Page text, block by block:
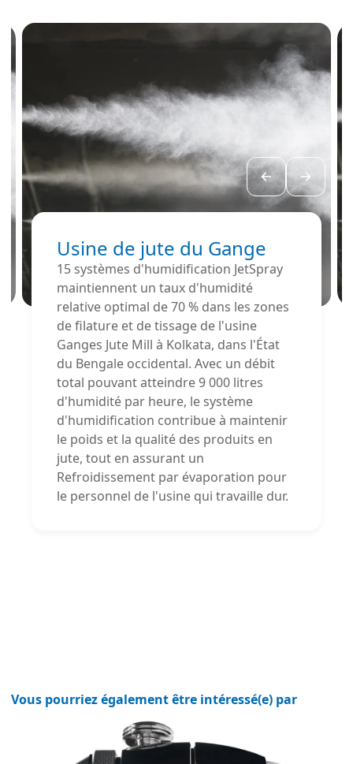
Usine de jute du Gange
15 systèmes d'humidification JetSpray
maintiennent un taux d'humidité
relative optimal de 70 % dans les zones
de filature et de tissage de l'usine
Ganges Jute Mill à Kolkata, dans l'État
du Bengale occidental. Avec un débit
total pouvant atteindre 9 000 litres
d'humidité par heure, le système
d'humidification contribue à maintenir
le poids et la qualité des produits en
jute, tout en assurant un
Refroidissement par évaporation pour
le personnel de l'usine qui travaille dur.
Vous pourriez également être intéressé(e) par